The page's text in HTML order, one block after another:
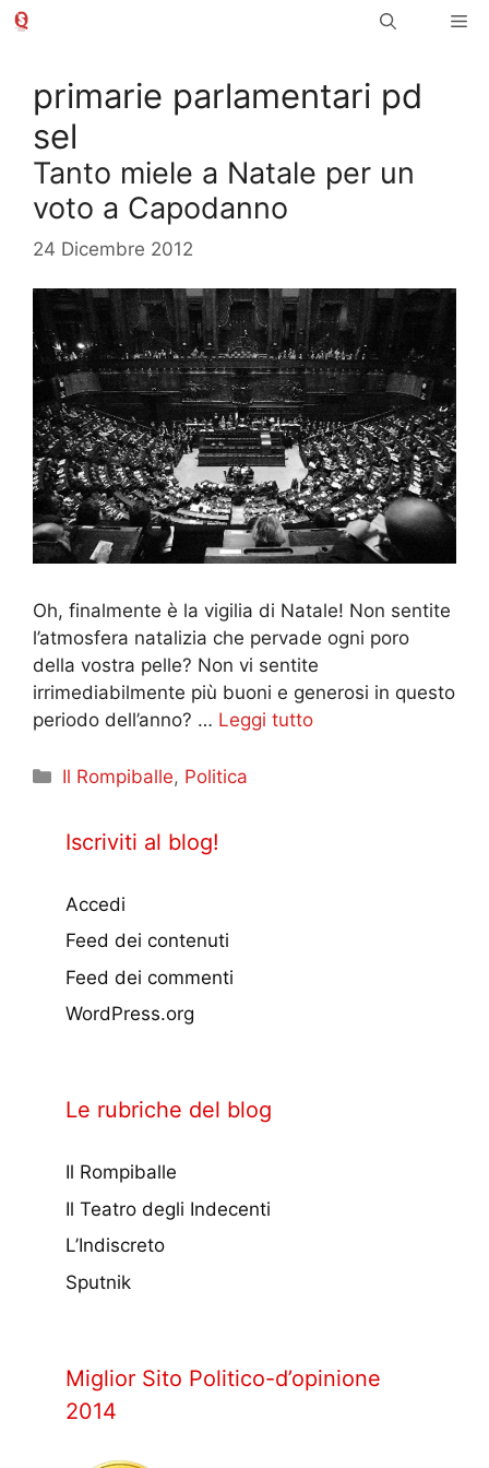
Vai
primarie parlamentari pd
sel
Tanto miele a Natale per un
voto a Capodanno
24 Dicembre 2012
Oh, finalmente è la vigilia di Natale! Non sentite
l’atmosfera natalizia che pervade ogni poro
della vostra pelle? Non vi sentite
irrimediabilmente più buoni e generosi in questo
periodo dell’anno? … Leggi tutto
Categorie
Il Rompiballe, Politica
Iscriviti al blog!
Accedi
Feed dei contenuti
Feed dei commenti
WordPress.org
Le rubriche del blog
Il Rompiballe
Il Teatro degli Indecenti
L’Indiscreto
Sputnik
Miglior Sito Politico-d’opinione
2014